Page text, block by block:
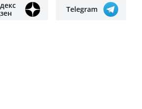
Telegram